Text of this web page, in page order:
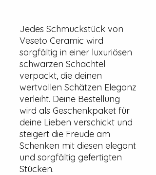
Jedes Schmuckstück von
Veseto Ceramic wird
sorgfältig in einer luxuriösen
schwarzen Schachtel
verpackt, die deinen
wertvollen Schätzen Eleganz
verleiht. Deine Bestellung
wird als Geschenkpaket für
deine Lieben verschickt und
steigert die Freude am
Schenken mit diesen elegant
und sorgfältig gefertigten
Stücken.